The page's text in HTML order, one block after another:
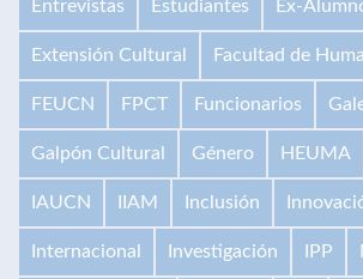
Entrevistas Estudiantes Ex-
Extensión Cultural Facultad de
FEUCN FPCT Funcionarios
Galpón Cultural Género HEUMA
IAUCN IIAM Inclusión
Internacional Investigación IPP